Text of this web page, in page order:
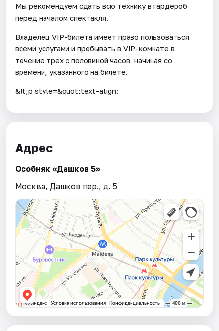
Мы рекомендуем сдать всю технику в гардероб
перед началом спектакля.
Владелец VIP-билета имеет право пользоваться
всеми услугами и пребывать в VIP-комнате в
течение трех с половиной часов, начиная со
времени, указанного на билете.
&lt;p style=&quot;text-align:
Адрес
Особняк «Дашков 5»
Москва, Дашков пер., д. 5